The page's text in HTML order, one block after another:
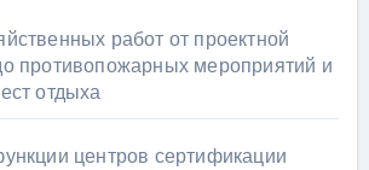
работ от проектной
противопожарных мероприятий и
отдыха
центров сертификации